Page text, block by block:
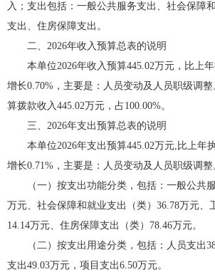
入；支出包括：一般公共服务支出、社会保障
支出、住房保障支出。
二、2026年收入预算总表的说明
本单位2026年收入预算445.02万元，比上
增长0.70%，主要是：人员变动及人员职级调
算拨款收入445.02万元，占100.00%。
三、2026年支出预算总表的说明
本单位2026年支出预算445.02万元,比上年
增长0.71%，主要是：人员变动及人员职级调整
（一）按支出功能分类，包括：一般公共
万元、社会保障和就业支出（类）36.78万元、
14.14万元、住房保障支出（类）78.46万元。
（二）按支出用途分类，包括：人员支出
支出49.03万元，项目支出6.50万元。